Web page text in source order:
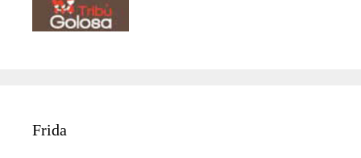
Frida